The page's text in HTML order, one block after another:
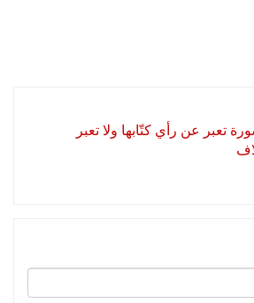
تعبر عن رأي كتّابها ولا تعبر